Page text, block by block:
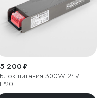
5 200 ₽
Блок питания 300W 24V
IP20